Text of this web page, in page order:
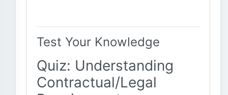
Test Your Knowledge
Quiz: Understanding
Contractual/Legal